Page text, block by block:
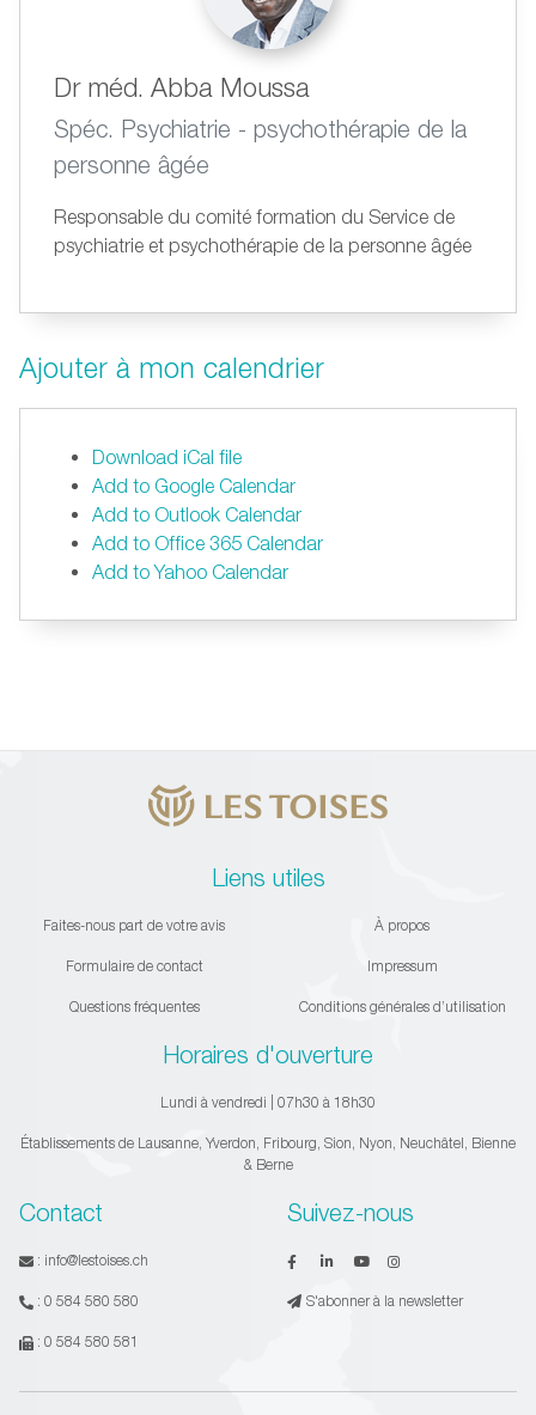
Dr méd. Abba Moussa
Spéc. Psychiatrie - psychothérapie de la
personne âgée
Responsable du comité formation du Service de
psychiatrie et psychothérapie de la personne âgée
Ajouter à mon calendrier
Download iCal file
Add to Google Calendar
Add to Outlook Calendar
Add to Office 365 Calendar
Add to Yahoo Calendar
Liens utiles
Faites-nous part de votre avis
Formulaire de contact
Questions fréquentes
À propos
Impressum
Conditions générales d’utilisation
Horaires d'ouverture
Lundi à vendredi | 07h30 à 18h30
Établissements de Lausanne, Yverdon, Fribourg, Sion, Nyon, Neuchâtel, Bienne
& Berne
Contact
: info@lestoises.ch
: 0 584 580 580
: 0 584 580 581
Suivez-nous
S'abonner à la newsletter